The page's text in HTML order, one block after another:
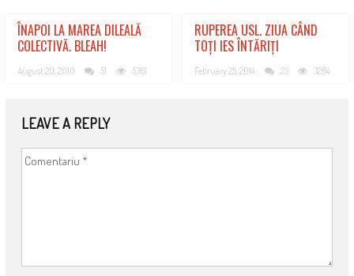
ÎNAPOI LA MAREA DILEALĂ
COLECTIVĂ. BLEAH!
August 20, 2010 51 5361
RUPEREA USL. ZIUA CÂND
TOȚI IES ÎNTĂRIȚI
February 25, 2014 23 3264
LEAVE A REPLY